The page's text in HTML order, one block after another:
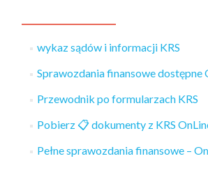
wykaz sądów i informacji KRS
Sprawozdania finansowe dostępne
Przewodnik po formularzach KRS
Pobierz 📋️ dokumenty z KRS
Pełne sprawozdania finansowe –